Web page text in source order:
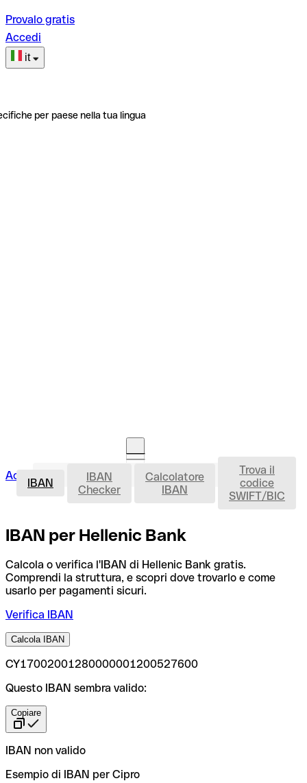
Provalo gratis
Accedi
it
per paese nella tua lingua
Accedi Avvia la procedura IBAN
IBAN
IBAN
Checker
Calcolatore
IBAN
Trova il
codice
SWIFT/BIC
IBAN per Hellenic Bank
Calcola o verifica l'IBAN di Hellenic Bank gratis.
Comprendi la struttura, e scopri dove trovarlo e come
usarlo per pagamenti sicuri.
Verifica IBAN
Calcola IBAN
CY17002001280000001200527600
Questo IBAN sembra valido:
Copiare
IBAN non valido
Esempio di IBAN per Cipro